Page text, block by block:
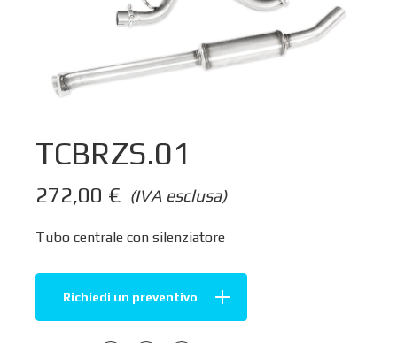
TCBRZS.01
(IVA esclusa)
272,00 €
Tubo centrale con silenziatore
Richiedi un preventivo